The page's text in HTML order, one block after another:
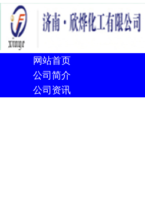
网站首页
公司简介
公司资讯